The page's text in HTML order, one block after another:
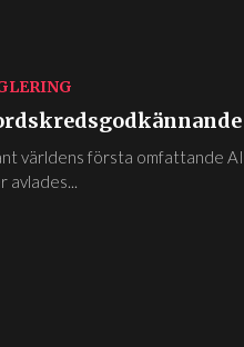
världens första omfattande
avlades...